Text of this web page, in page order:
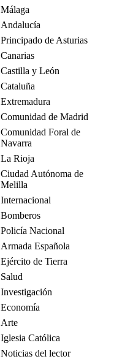
Málaga
Andalucía
Principado de Asturias
Canarias
Castilla y León
Cataluña
Extremadura
Comunidad de Madrid
Comunidad Foral de
Navarra
La Rioja
Ciudad Autónoma de
Melilla
Internacional
Bomberos
Policía Nacional
Armada Española
Ejército de Tierra
Salud
Investigación
Economía
Arte
Iglesia Católica
Noticias del lector